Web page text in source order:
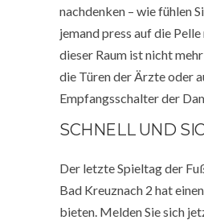
nachdenken – wie fühlen
jemand press auf die
dieser Raum ist nicht
die Türen der Ärzte oder
Empfangsschalter der
SCHNELL UND
Der letzte Spieltag der
Bad Kreuznach 2 hat
bieten. Melden Sie sich